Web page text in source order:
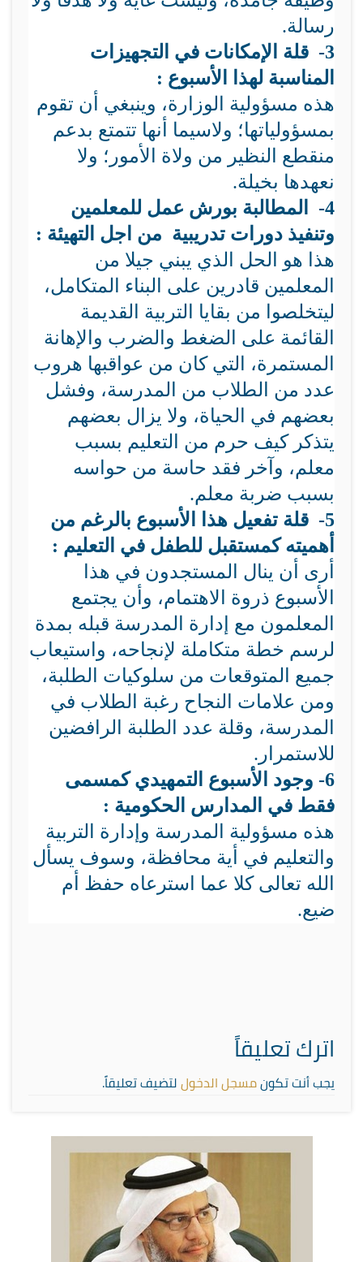
رسالة.
3- قلة الإمكانات في التجهيزات
المناسبة لهذا الأسبوع :
هذه مسؤولية الوزارة، وينبغي أن تقوم
بمسؤولياتها؛ ولاسيما أنها تتمتع بدعم
منقطع النظير من ولاة الأمور؛ ولا
نعهدها بخيلة.
4- المطالبة بورش عمل للمعلمين
وتنفيذ دورات تدريبية من اجل التهيئة :
هذا هو الحل الذي يبني جيلا من
المعلمين قادرين على البناء المتكامل،
ليتخلصوا من بقايا التربية القديمة
القائمة على الضغط والضرب والإهانة
المستمرة، التي كان من عواقبها هروب
عدد من الطلاب من المدرسة، وفشل
بعضهم في الحياة، ولا يزال بعضهم
يتذكر كيف حرم من التعليم بسبب
معلم، وآخر فقد حاسة من حواسه
بسبب ضربة معلم.
5- قلة تفعيل هذا الأسبوع بالرغم من
أهميته كمستقبل للطفل في التعليم :
أرى أن ينال المستجدون في هذا
الأسبوع ذروة الاهتمام، وأن يجتمع
المعلمون مع إدارة المدرسة قبله بمدة
لرسم خطة متكاملة لإنجاحه، واستيعاب
جميع المتوقعات من سلوكيات الطلبة،
ومن علامات النجاح رغبة الطلاب في
المدرسة، وقلة عدد الطلبة الرافضين
للاستمرار.
6- وجود الأسبوع التمهيدي كمسمى
فقط في المدارس الحكومية :
هذه مسؤولية المدرسة وإدارة التربية
والتعليم في أية محافظة، وسوف يسأل
الله تعالى كلا عما استرعاه حفظ أم
ضيع.
اترك تعليقاً
يجب أنت تكونمسجل الدخوللتضيف تعليقاً.